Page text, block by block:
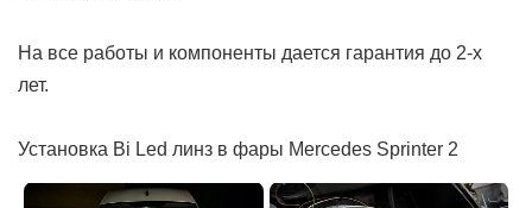
На все работы и компоненты дается гарантия до 2-х
лет.
Установка Bi Led линз в фары Mercedes Sprinter 2